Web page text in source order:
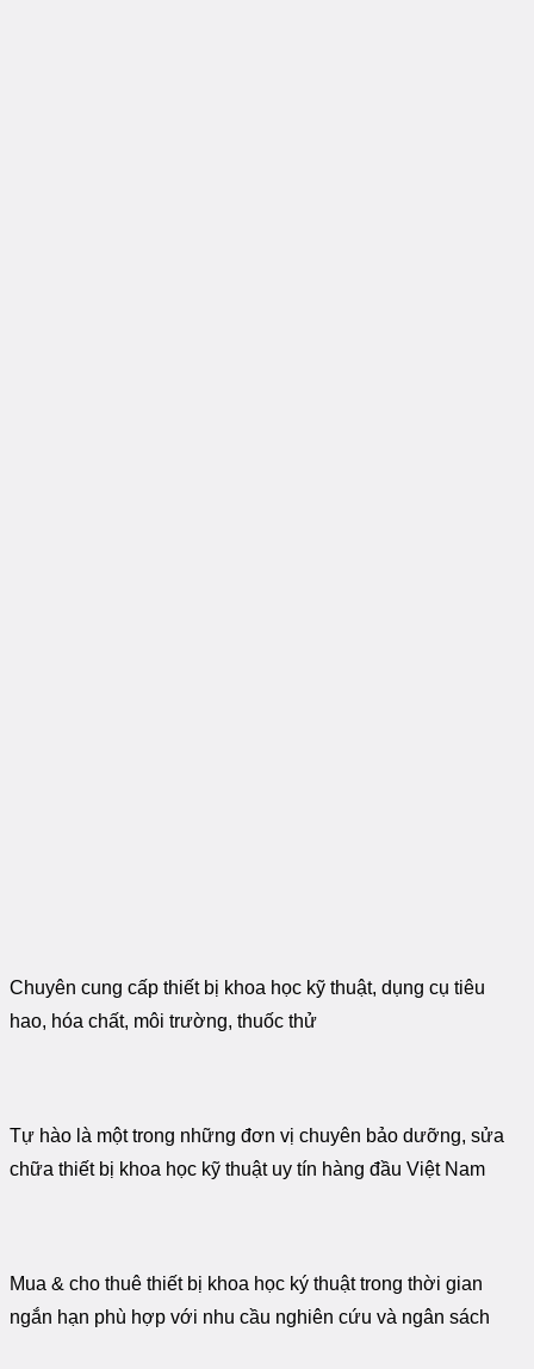
Chuyên cung cấp thiết bị khoa học kỹ thuật, dụng cụ tiêu
hao, hóa chất, môi trường, thuốc thử
Tự hào là một trong những đơn vị chuyên bảo dưỡng, sửa
chữa thiết bị khoa học kỹ thuật uy tín hàng đầu Việt Nam
Mua & cho thuê thiết bị khoa học ký thuật trong thời gian
ngắn hạn phù hợp với nhu cầu nghiên cứu và ngân sách